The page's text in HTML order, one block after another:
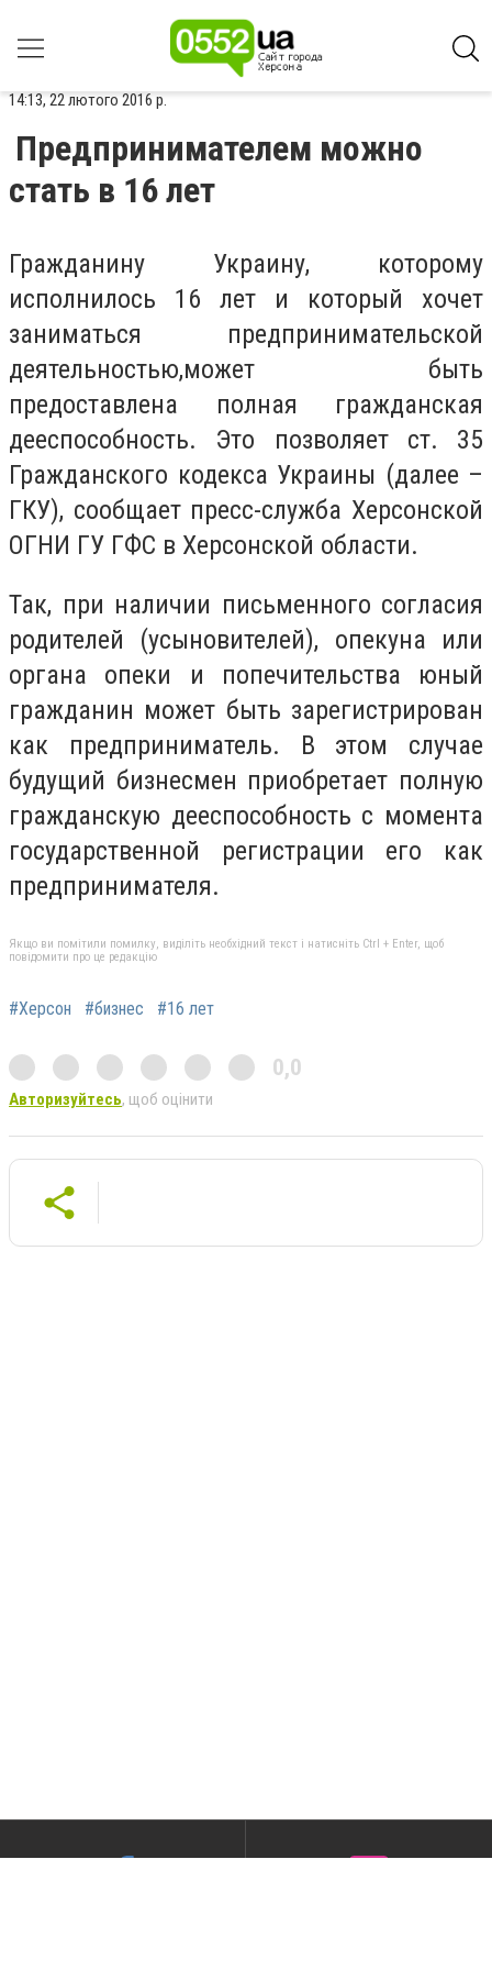
14:13, 22 лютого 2016 р.
Предпринимателем можно
стать в 16 лет
Гражданину Украину, которому
исполнилось 16 лет и который хочет
заниматься предпринимательской
деятельностью,может быть
предоставлена полная гражданская
дееспособность. Это позволяет ст. 35
Гражданского кодекса Украины (далее –
ГКУ), сообщает пресс-служба Херсонской
ОГНИ ГУ ГФС в Херсонской области.
Так, при наличии письменного согласия
родителей (усыновителей), опекуна или
органа опеки и попечительства юный
гражданин может быть зарегистрирован
как предприниматель. В этом случае
будущий бизнесмен приобретает полную
гражданскую дееспособность с момента
государственной регистрации его как
предпринимателя.
Якщо ви помітили помилку, виділіть необхідний текст і натисніть Ctrl + Enter, щоб
повідомити про це редакцію
#Херсон #бизнес #16 лет
0,0
Авторизуйтесь, щоб оцінити